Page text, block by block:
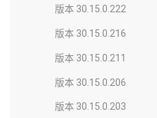
版本 30.15.0.222
版本 30.15.0.216
版本 30.15.0.211
版本 30.15.0.206
版本 30.15.0.203